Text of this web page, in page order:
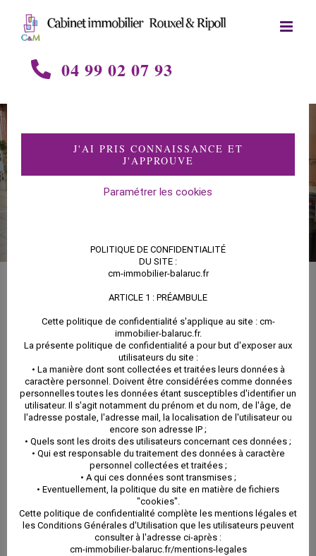
content
04 99 02 07 93
GESTION
La gestion
immobilière
J'AI PRIS CONNAISSANCE ET
J'APPROUVE
Paramétrer les cookies
POLITIQUE DE CONFIDENTIALITÉ
DU SITE :
cm-immobilier-balaruc.fr
ARTICLE 1 : PRÉAMBULE
Cette politique de confidentialité s'applique au site : cm-
immobilier-balaruc.fr.
La présente politique de confidentialité a pour but d'exposer aux
utilisateurs du site :
• La manière dont sont collectées et traitées leurs données à
caractère personnel. Doivent être considérées comme données
personnelles toutes les données étant susceptibles d'identifier un
utilisateur. Il s'agit notamment du prénom et du nom, de l'âge, de
l'adresse postale, l'adresse mail, la localisation de l'utilisateur ou
encore son adresse IP ;
• Quels sont les droits des utilisateurs concernant ces données ;
• Qui est responsable du traitement des données à caractère
personnel collectées et traitées ;
• A qui ces données sont transmises ;
• Eventuellement, la politique du site en matière de fichiers
"cookies".
Cette politique de confidentialité complète les mentions légales et
les Conditions Générales d'Utilisation que les utilisateurs peuvent
consulter à l'adresse ci-après :
cm-immobilier-balaruc.fr/mentions-legales